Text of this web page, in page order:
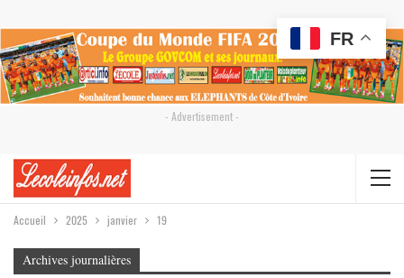
- Advertisement -
Accueil 2025 janvier 19
Archives journalières
FR